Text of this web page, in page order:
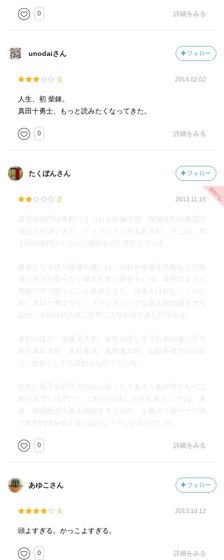
0 詳細をみる
unodaiさん フォロー
3 2014.02.02
人生、初 柴錬。
真田十勇士、もっと読みたくなってきた。
0 詳細をみる
たくぼんさん フォロー
2 2013.11.16
真田左衛門佐幸村にまつわる短編小説。猿飛佐助や霧隠才
蔵などが出てきて、フィクション色もあるが、そこは、本
小説の味付けぐらいに描写を少し押さえている。
勝者となる徳川家康の裏には、幸村や後藤又兵衛などの勝
者に引けを取らない輝きを放つ敗者もいる。幸村のように
美徳の中で散っていく敗者もまた、日本人は好む。このた
め、真田十勇士など、ファンタジックな超人的活躍をする
話が、大正時代の頃に非常に人気が出てきたのである。
幸村のほか、後藤又兵衛、幸村の隠し子で忍術の使い手で
ある真田大助、木村重成、風間鬼太郎、山田長政の話があ
り、全体として小説がつながっている。
文中に孟子や孔子の中から取ったであろう教訓等がちりば
められているので、これらの話しを好む私としては、著
者 柴田氏の力量を期待するものの、１冊の２百ページ強
で幸村の話を伝えるには少しページが足りないか。
0 詳細をみる
あゆこさん フォロー
4 2013.10.12
頭よすぎる。かっこよすぎる。
0 詳細をみる